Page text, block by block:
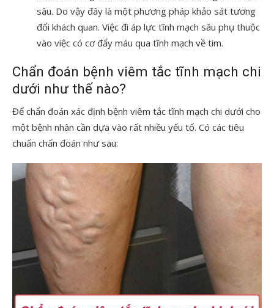
sâu. Do vậy đây là một phương pháp khảo sát tương
đối khách quan. Việc đi áp lực tĩnh mạch sâu phụ thuộc
vào việc có cơ đẩy máu qua tĩnh mạch về tim.
Chẩn đoán bệnh viêm tắc tĩnh mạch chi
dưới như thế nào?
Để chẩn đoán xác định bệnh viêm tắc tĩnh mạch chi dưới cho
một bệnh nhân cần dựa vào rất nhiều yếu tố. Có các tiêu
chuẩn chẩn đoán như sau: